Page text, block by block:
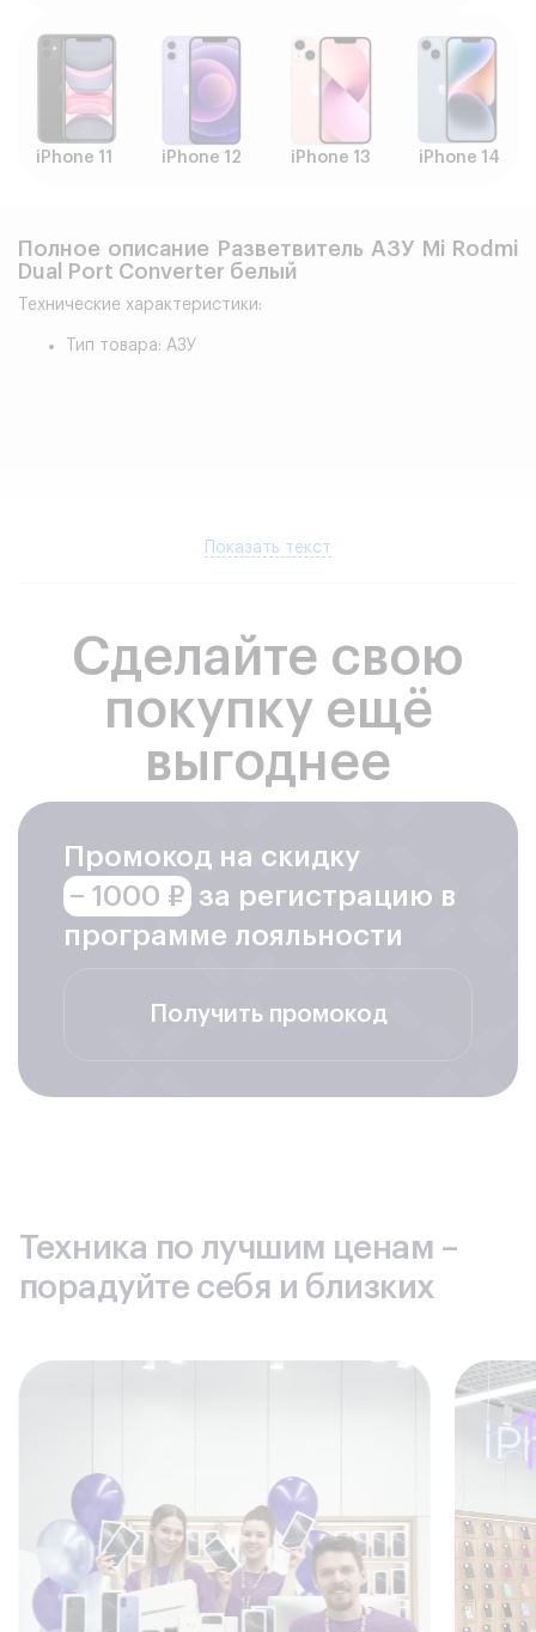
iPhone 11 iPhone 12 iPhone 13 iPhone 14
Полное описание Разветвитель АЗУ Mi Rodmi
Dual Port Converter белый
Технические характеристики:
Тип товара: АЗУ
Показать текст
Сделайте свою
покупку ещё
выгоднее
Промокод на скидку
− 1000 ₽ за регистрацию в
программе лояльности
Получить промокод
Техника по лучшим ценам –
порадуйте себя и близких